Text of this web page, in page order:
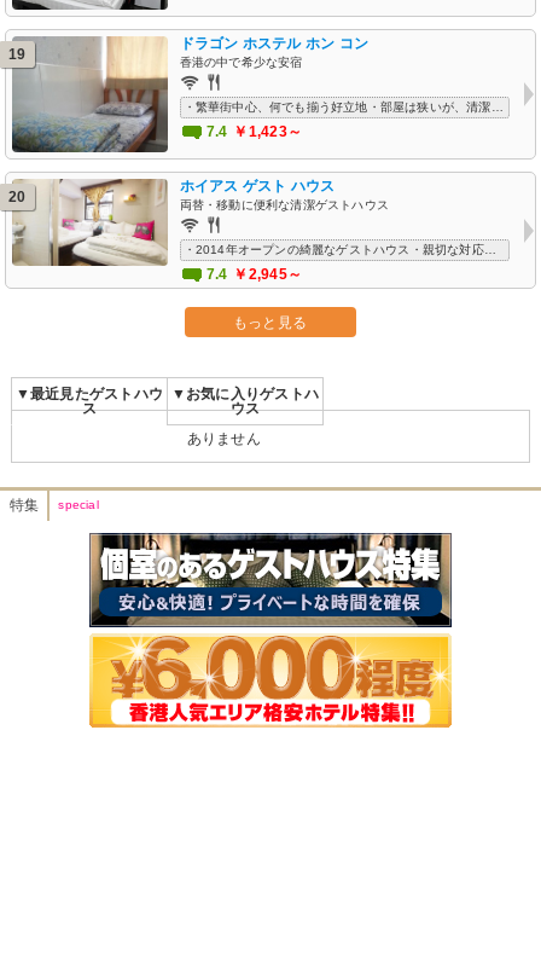
19
ドラゴン ホステル ホン コン
香港の中で希少な安宿
・繁華街中心、何でも揃う好立地・部屋は狭いが、清潔・買い物エリアにも近く遊びたい方向け
7.4 ￥1,423～
20
ホイアス ゲスト ハウス
両替・移動に便利な清潔ゲストハウス
・2014年オープンの綺麗なゲストハウス・親切な対応のオーナー・部屋の清掃とタオル交換毎日対応・MTR駅近く便利な立地
7.4 ￥2,945～
もっと見る
▼最近見たゲストハウ
ス
ありません
▼お気に入りゲストハ
ウス
特集 special